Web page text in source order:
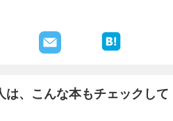
は、こんな本もチェックして